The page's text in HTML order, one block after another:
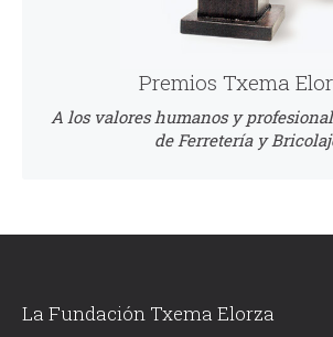
Premios Txema
A los valores humanos y
de Ferretería y
La Fundación Txema Elorza